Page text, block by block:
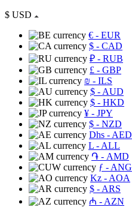
$ USD
€ - EUR
$ - CAD
₽ - RUB
£ - GBP
₪ - ILS
$ - AUD
$ - HKD
¥ - JPY
$ - NZD
Dhs - AED
L - ALL
֏ - AMD
ƒ - ANG
Kz - AOA
$ - ARS
₼ - AZN